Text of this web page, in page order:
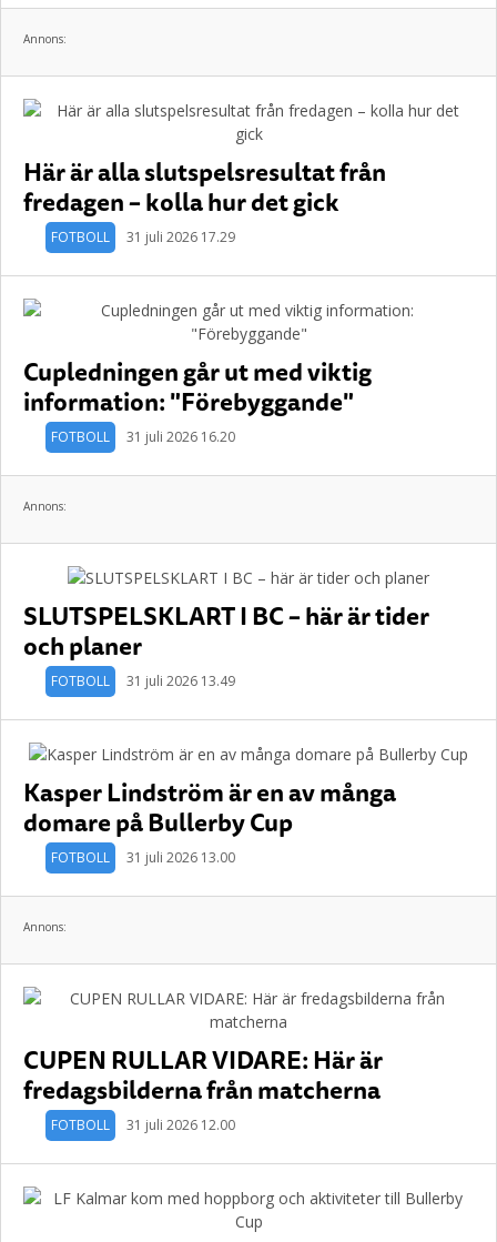
Annons:
Här är alla slutspelsresultat från
fredagen – kolla hur det gick
FOTBOLL 31 juli 2026 17.29
Cupledningen går ut med viktig
information: "Förebyggande"
FOTBOLL 31 juli 2026 16.20
Annons:
SLUTSPELSKLART I BC – här är tider
och planer
FOTBOLL 31 juli 2026 13.49
Kasper Lindström är en av många
domare på Bullerby Cup
FOTBOLL 31 juli 2026 13.00
Annons:
CUPEN RULLAR VIDARE: Här är
fredagsbilderna från matcherna
FOTBOLL 31 juli 2026 12.00